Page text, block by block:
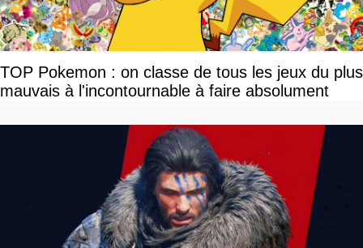
TOP Pokemon : on classe de tous les jeux du plus
mauvais à l'incontournable à faire absolument